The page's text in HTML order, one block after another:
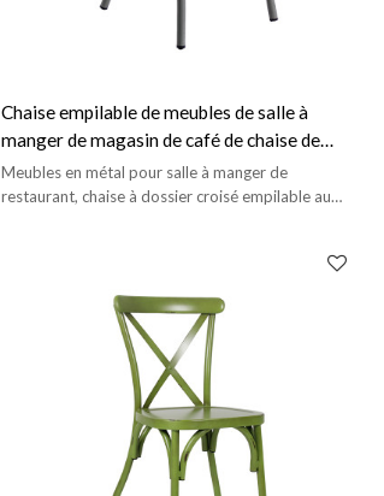
Chaise empilable de meubles de salle à
manger de magasin de café de chaise de
restaurant d'intérieur commercial
Meubles en métal pour salle à manger de
restaurant, chaise à dossier croisé empilable au